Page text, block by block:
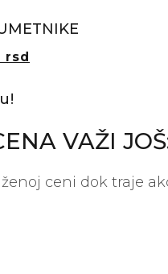
rsd
VAŽI
ceni dok traje